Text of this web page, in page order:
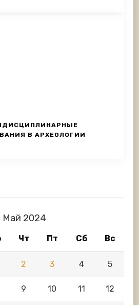
В АРХЕОЛОГИИ
Май 2024
Чт Пт Сб Вс
2 3 4 5
9 10 11 12